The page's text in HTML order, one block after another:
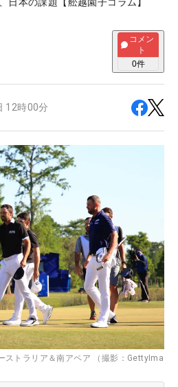
コメン
ト
0件
12時00分
ストラリア＆南アペア （撮影：GettyIma